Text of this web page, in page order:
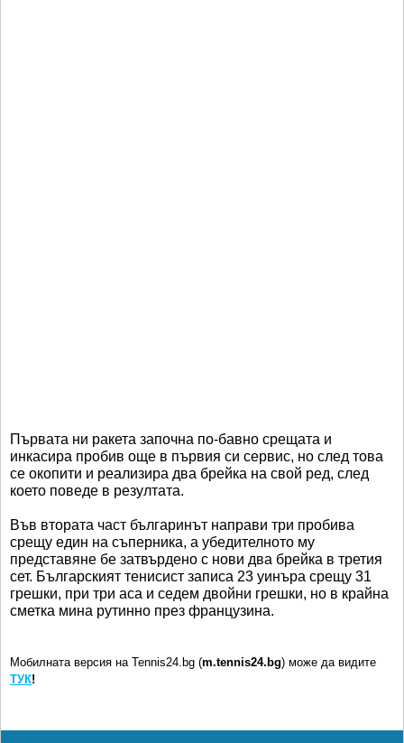
Първата ни ракета започна по-бавно срещата и
инкасира пробив още в първия си сервис, но след това
се окопити и реализира два брейка на свой ред, след
което поведе в резултата.
Във втората част българинът направи три пробива
срещу един на съперника, а убедителното му
представяне бе затвърдено с нови два брейка в третия
сет. Българският тенисист записа 23 уинъра срещу 31
грешки, при три аса и седем двойни грешки, но в крайна
сметка мина рутинно през французина.
Мобилната версия на Tennis24.bg (m.tennis24.bg) може да видите
ТУК!